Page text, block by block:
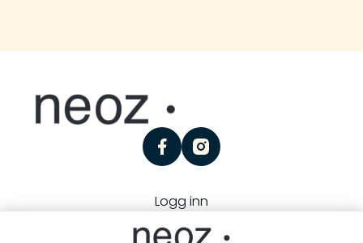
facebookinstagram
Logg inn